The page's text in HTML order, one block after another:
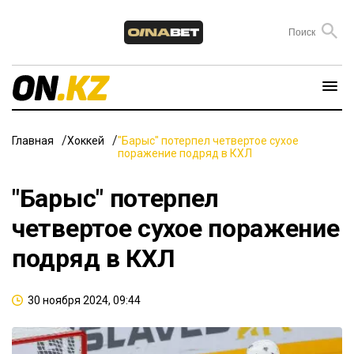
Главная Хоккей
"Барыс" потерпел четвертое сухое
поражение подряд в КХЛ
"Барыс" потерпел
четвертое сухое поражение
подряд в КХЛ
30 ноября 2024, 09:44